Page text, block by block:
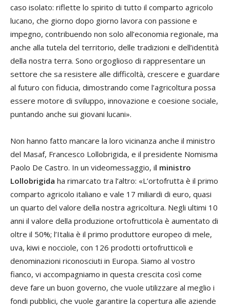
caso isolato: riflette lo spirito di tutto il comparto agricolo
lucano, che giorno dopo giorno lavora con passione e
impegno, contribuendo non solo all’economia regionale, ma
anche alla tutela del territorio, delle tradizioni e dell’identità
della nostra terra. Sono orgoglioso di rappresentare un
settore che sa resistere alle difficoltà, crescere e guardare
al futuro con fiducia, dimostrando come l’agricoltura possa
essere motore di sviluppo, innovazione e coesione sociale,
puntando anche sui giovani lucani».
Non hanno fatto mancare la loro vicinanza anche il ministro
del Masaf, Francesco Lollobrigida, e il presidente Nomisma
Paolo De Castro. In un videomessaggio, il ministro
Lollobrigida ha rimarcato tra l’altro: «L’ortofrutta è il primo
comparto agricolo italiano e vale 17 miliardi di euro, quasi
un quarto del valore della nostra agricoltura. Negli ultimi 10
anni il valore della produzione ortofrutticola è aumentato di
oltre il 50%; l’Italia è il primo produttore europeo di mele,
uva, kiwi e nocciole, con 126 prodotti ortofrutticoli e
denominazioni riconosciuti in Europa. Siamo al vostro
fianco, vi accompagniamo in questa crescita così come
deve fare un buon governo, che vuole utilizzare al meglio i
fondi pubblici, che vuole garantire la copertura alle aziende